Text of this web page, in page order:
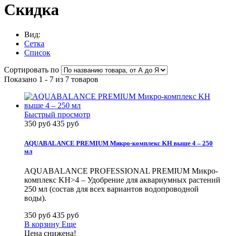
Скидка
Вид:
Сетка
Список
Сортировать по
Показано 1 - 7 из 7 товаров
Быстрый просмотр
350 руб 435 руб
AQUABALANCE PREMIUM Микро-комплекс KH выше 4 – 250
мл
AQUABALANCE PROFESSIONAL PREMIUM Микро-
комплекс KH>4 – Удобрение для аквариумных растений
250 мл (состав для всех вариантов водопроводной
воды).
350 руб 435 руб
В корзину Еще
Цена снижена!